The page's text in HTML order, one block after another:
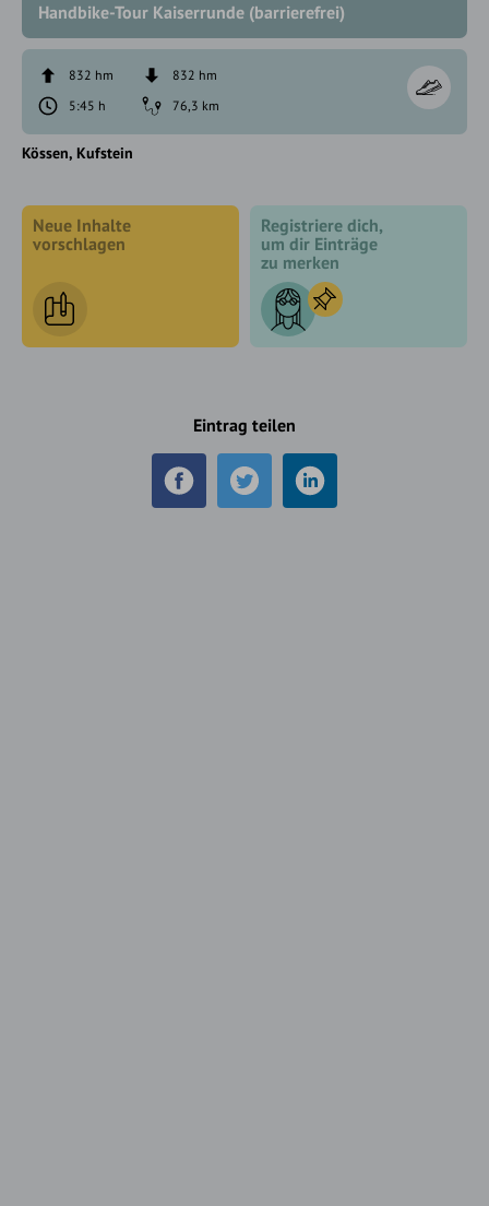
Handbike-Tour Kaiserrunde (barrierefrei)
832 hm
832 hm
5:45 h
76,3 km
Kössen Kufstein
Neue Inhalte
vorschlagen
Registriere dich,
um dir Einträge
zu merken
Eintrag teilen